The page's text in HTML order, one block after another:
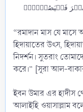
فَلۡيَصُمۡهُۖ﴾
“রমাদান মাস যে
হিদায়াতের উৎস,
নিদর্শন। সুতরাং
করে।” [সূরা আল-
ইবন উমার এর হাদীস
আলাইহি ওয়াসাল্লাম